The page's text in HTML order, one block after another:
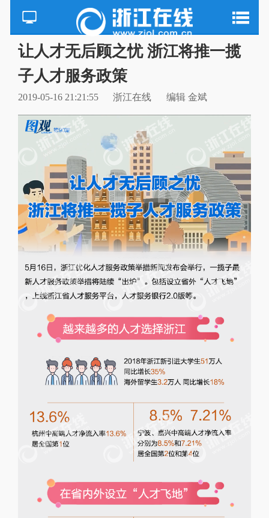
让人才无后顾之忧 浙江将推一揽
子人才服务政策
2019-05-16 21:21:55 浙江在线 编辑 金斌